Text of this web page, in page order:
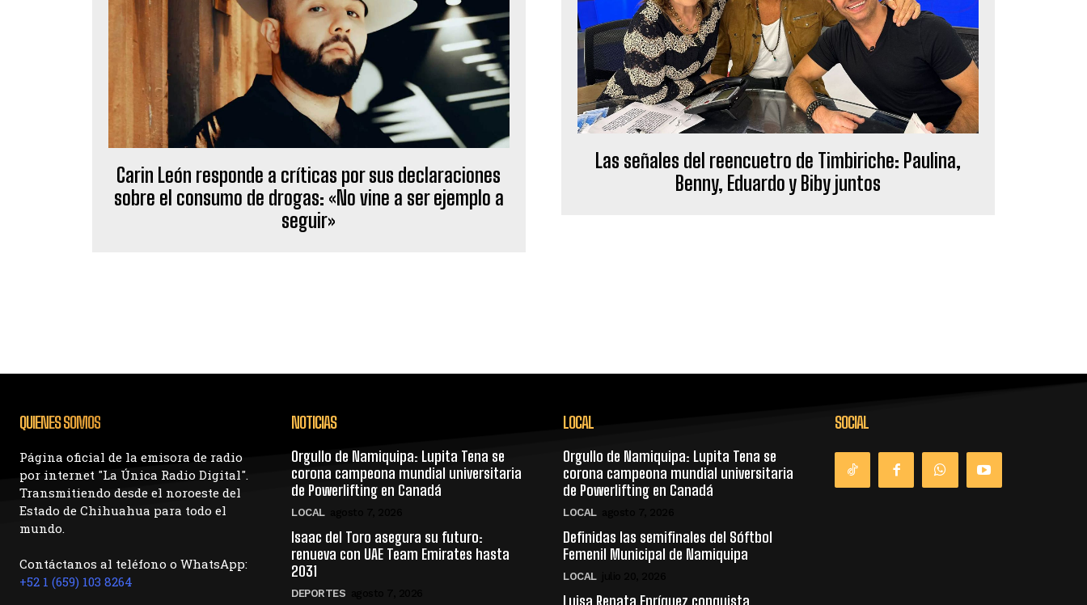
Carin León responde a críticas por sus declaraciones
sobre el consumo de drogas: «No vine a ser ejemplo a
seguir»
Las señales del reencuetro de Timbiriche: Paulina,
Benny, Eduardo y Biby juntos
QUIENES SOMOS
Página oficial de la emisora de radio
por internet "La Única Radio Digital".
Transmitiendo desde el noroeste del
Estado de Chihuahua para todo el
mundo.
Contáctanos al teléfono o WhatsApp:
+52 1 (659) 103 8264
NOTICIAS
Orgullo de Namiquipa: Lupita Tena se
corona campeona mundial universitaria
de Powerlifting en Canadá
LOCAL
Isaac del Toro asegura su futuro:
renueva con UAE Team Emirates hasta
2031
DEPORTES
LOCAL
Orgullo de Namiquipa: Lupita Tena se
corona campeona mundial universitaria
de Powerlifting en Canadá
LOCAL
Definidas las semifinales del Sóftbol
Femenil Municipal de Namiquipa
LOCAL
Luisa Renata Enríquez conquista
SOCIAL